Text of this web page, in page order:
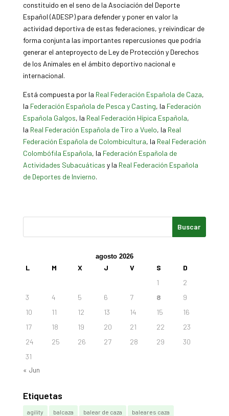
constituido en el seno de la Asociación del Deporte
Español (ADESP) para defender y poner en valor la
actividad deportiva de estas federaciones, y reivindicar de
forma conjunta las importantes repercusiones que podría
generar el anteproyecto de Ley de Protección y Derechos
de los Animales en el ámbito deportivo nacional e
internacional.
Está compuesta por la Real Federación Española de Caza,
la Federación Española de Pesca y Casting, la Federación
Española Galgos, la Real Federación Hípica Española,
la Real Federación Española de Tiro a Vuelo, la Real
Federación Española de Colombicultura, la Real Federación
Colombófila Española, la Federación Española de
Actividades Subacuáticas y la Real Federación Española
de Deportes de Invierno.
agosto 2026
L M X J V S
D
1
2
3
4 5 6 7 8
9
10
11 12 13 14 15
16
17
18 19 20 21 22
23
24
25 26 27 28 29
30
31
« Jun
Etiquetas
agility balcaza balear de caza baleares caza